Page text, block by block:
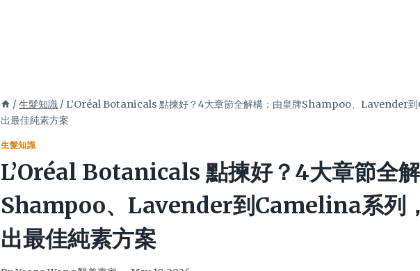
/ 生髮知識 / L’Oréal Botanicals 點揀好？4大章節全解構：由皇牌Shampoo、Lavender
出最佳純素方案
生髮知識
L’Oréal Botanicals 點揀好？4大章節全
Shampoo、Lavender到Camelina系列
出最佳純素方案